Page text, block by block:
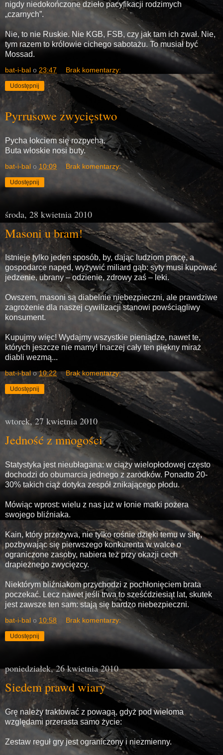
nigdy niedokończone dzieło pacyfikacji rodzimych
„czarnych”.
Nie, to nie Ruskie. Nie KGB, FSB, czy jak tam ich zwał. Nie,
tym razem to królowie cichego sabotażu. To musiał być
Mossad.
bat-i-bal o 23:47 Brak komentarzy:
Udostępnij
Pyrrusowe zwycięstwo
Pycha łokciem się rozpycha,
Buta włoskie nosi buty.
bat-i-bal o 10:09 Brak komentarzy:
Udostępnij
środa, 28 kwietnia 2010
Masoni u bram!
Istnieje tylko jeden sposób, by, dając ludziom pracę, a
gospodarce napęd, wyżywić miliard gąb: syty musi kupować
jedzenie, ubrany – odzienie, zdrowy zaś – leki.
Owszem, masoni są diabelnie niebezpieczni, ale prawdziwe
zagrożenie dla naszej cywilizacji stanowi powściągliwy
konsument.
Kupujmy więc! Wydajmy wszystkie pieniądze, nawet te,
których jeszcze nie mamy! Inaczej cały ten piękny miraż
diabli wezmą...
bat-i-bal o10:22 Brak komentarzy:
Udostępnij
wtorek, 27 kwietnia 2010
Jedność z mnogości
Statystyka jest nieubłagana: w ciąży wielopłodowej często
dochodzi do obumarcia jednego z zarodków. Ponadto 20-
30% takich ciąż dotyka zespół znikającego płodu.
Mówiąc wprost: wielu z nas już w łonie matki pożera
swojego bliźniaka.
Kain, który przeżywa, nie tylko rośnie dzięki temu w siłę,
pozbywając się pierwszego konkurenta w walce o
ograniczone zasoby, nabiera też przy okazji cech
drapieżnego zwycięzcy.
Niektórym bliźniakom przychodzi z pochłonięciem brata
poczekać. Lecz nawet jeśli trwa to sześćdziesiąt lat, skutek
jest zawsze ten sam: stają się bardzo niebezpieczni.
bat-i-bal o 10:58 Brak komentarzy:
Udostępnij
poniedziałek, 26 kwietnia 2010
Siedem prawd wiary
Grę należy traktować z powagą, gdyż pod wieloma
względami przerasta samo życie:
Zestaw reguł gry jest ograniczony i niezmienny.